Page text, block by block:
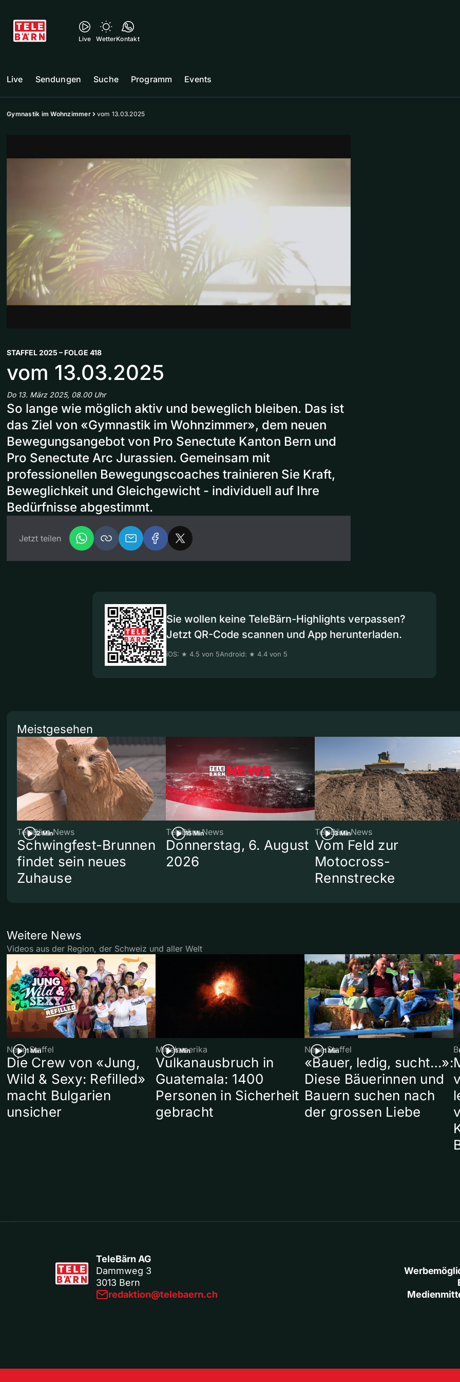
Live WetterKontakt
Live Sendungen Suche Programm Events
Gymnastik im Wohnzimmer vom 13.03.2025
STAFFEL 2025 – FOLGE 418
vom 13.03.2025
Do 13. März 2025, 08.00 Uhr
So lange wie möglich aktiv und beweglich bleiben. Das ist
das Ziel von «Gymnastik im Wohnzimmer», dem neuen
Bewegungsangebot von Pro Senectute Kanton Bern und
Pro Senectute Arc Jurassien. Gemeinsam mit
professionellen Bewegungscoaches trainieren Sie Kraft,
Beweglichkeit und Gleichgewicht - individuell auf Ihre
Bedürfnisse abgestimmt.
Jetzt teilen
Sie wollen keine TeleBärn-Highlights verpassen?
Jetzt QR-Code scannen und App herunterladen.
iOS: ★ 4.5 von 5Android: ★ 4.4 von 5
Meistgesehen
2 Min
TeleBärn News
Schwingfest-Brunnen
findet sein neues
Zuhause
15 Min
TeleBärn News
Donnerstag, 6. August
2026
3 Min
TeleBärn News
Vom Feld zur
Motocross-
Rennstrecke
Weitere News
Videos aus der Region, der Schweiz und aller Welt
1 Min
Neue Staffel
Die Crew von «Jung,
Wild & Sexy: Refilled»
macht Bulgarien
unsicher
1 Min
Mittelamerika
Vulkanausbruch in
Guatemala: 1400
Personen in Sicherheit
gebracht
1 Min
Neue Staffel
«Bauer, ledig, sucht…»:
Diese Bäuerinnen und
Bauern suchen nach
der grossen Liebe
TeleBärn AG
Dammweg 3
3013 Bern
redaktion@telebaern.ch